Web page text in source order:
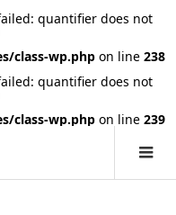
quantifier does not
class-wp.php on line 238
quantifier does not
class-wp.php on line 239